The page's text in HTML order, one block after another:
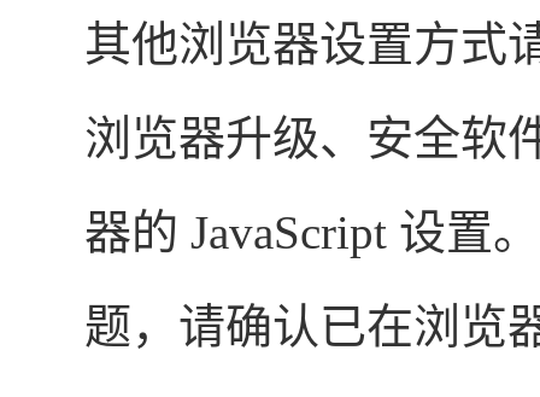
其他浏览器设置方式
浏览器升级、安全软
器的 JavaScript 设置
题，请确认已在浏览